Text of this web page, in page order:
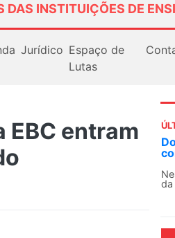
INSTITUIÇÕES DE
Jurídico Espaço de
Lutas
entram
O